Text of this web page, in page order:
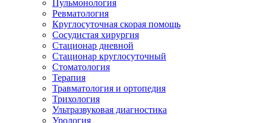
Пульмонология
Ревматология
Круглосуточная скорая помощь
Сосудистая хирургия
Стационар дневной
Стационар круглосуточный
Стоматология
Терапия
Травматология и ортопедия
Трихология
Ультразвуковая диагностика
Урология